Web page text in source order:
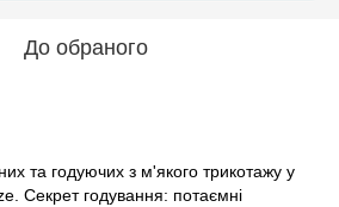
До обраного
та годуючих з м'якого трикотажу у
Секрет годування: потаємні